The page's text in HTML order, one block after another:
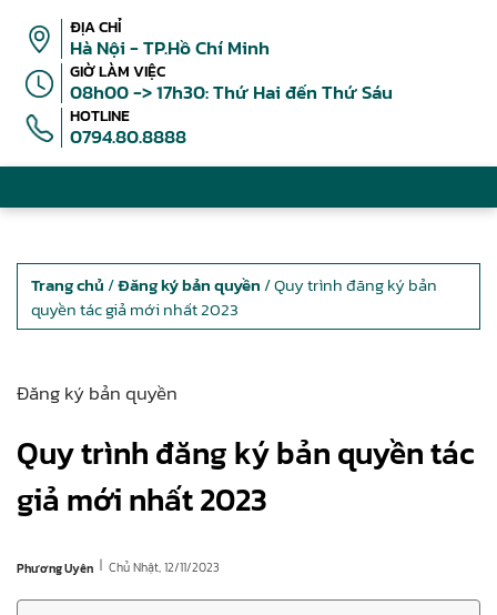
ĐỊA CHỈ
Hà Nội - TP.Hồ Chí Minh
GIỜ LÀM VIỆC
08h00 -> 17h30: Thứ Hai đến Thứ Sáu
HOTLINE
0794.80.8888
Trang chủ /Đăng ký bản quyền / Quy trình đăng ký bản
quyền tác giả mới nhất 2023
Đăng ký bản quyền
Quy trình đăng ký bản quyền tác
giả mới nhất 2023
Phương Uyên | Chủ Nhật, 12/11/2023